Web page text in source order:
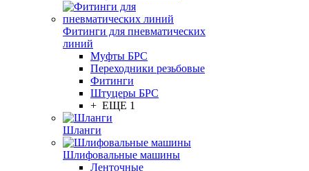
Фитинги для пневматических
линий
Муфты БРС
Переходники резьбовые
Фитинги
Штуцеры БРС
+ ЕЩЕ 1
Шланги
Шлифовальные машины
Ленточные